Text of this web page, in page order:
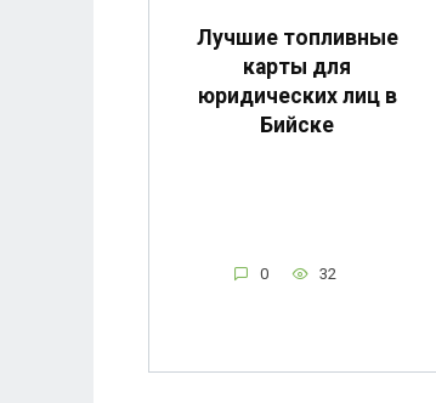
Лучшие топливные
карты для
юридических лиц в
Бийске
0 32